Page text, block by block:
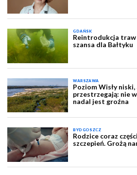
GDAŃSK
Reintrodukcja traw
szansa dla Bałtyku
WARSZAWA
Poziom Wisły
przestrzegają: nie
nadal jest groźna
BYDGOSZCZ
Rodzice coraz
szczepień. Grożą